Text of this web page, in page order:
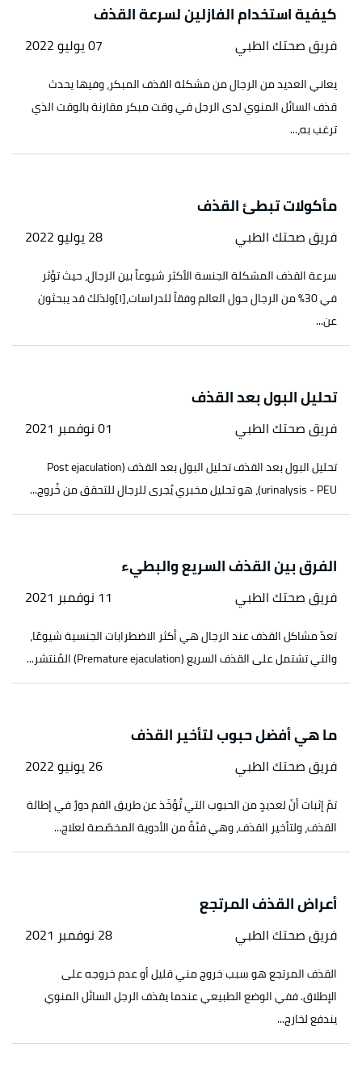
كيفية استخدام الفازلين لسرعة القذف
فريق صحتك الطبي 07 يوليو 2022
يعاني العديد من الرجال من مشكلة القذف المبكر، وفيها يحدث
قذف السائل المنوي لدى الرجل في وقت مبكر مقارنة بالوقت الذي
ترغب به،...
مأكولات تبطئ القذف
فريق صحتك الطبي 28 يوليو 2022
سرعة القذف المشكلة الجنسة الأكثر شيوعاً بين الرجال، حيث تؤثر
في 30% من الرجال حول العالم وفقاً للدراسات،[١]ولذلك قد يبحثون
عن...
تحليل البول بعد القذف
فريق صحتك الطبي 01 نوفمبر 2021
تحليل البول بعد القذف تحليل البول بعد القذف (Post ejaculation
urinalysis - PEU)، هو تحليل مخبري يُجرى للرجال للتحقق من خُروج...
الفرق بين القذف السريع والبطيء
فريق صحتك الطبي 11 نوفمبر 2021
تعدّ مشاكل القذف عند الرجال هي أكثر الاضطرابات الجنسية شيوعًا،
والتي تشتمل على القذف السريع (Premature ejaculation) المُنتشر...
ما هي أفضل حبوب لتأخير القذف
فريق صحتك الطبي 26 يونيو 2022
تمّ إثبات أنّ لعديدٍ من الحبوب التي تُؤخَذ عن طريق الفم دورٌ في إطالة
القذف، ولتأخير القذف، وهي فئةٌ من الأدوية المخصّصة لعلاج...
أعراض القذف المرتجع
فريق صحتك الطبي 28 نوفمبر 2021
القذف المرتجع هو سبب خروج مني قليل أو عدم خروجه على
الإطلاق. ففي الوضع الطبيعي عندما يقذف الرجل السائل المنوي
يندفع لخارج...